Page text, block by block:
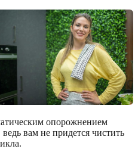
опорожнением
вам не придется чистить